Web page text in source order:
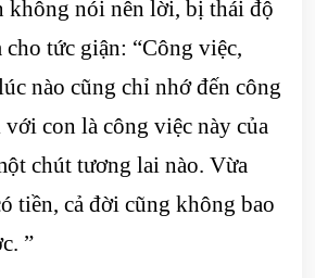
không nói nên lời, bị thái độ
cho tức giận: “Công việc,
nào cũng chỉ nhớ đến công
con là công việc này của
chút tương lai nào. Vừa
tiền, cả đời cũng không bao
”